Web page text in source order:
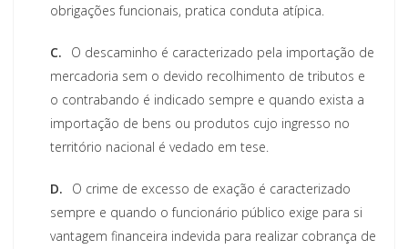
obrigações funcionais, pratica conduta atípica.
C.
O descaminho é caracterizado pela importação de
mercadoria sem o devido recolhimento de tributos e
o contrabando é indicado sempre e quando exista a
importação de bens ou produtos cujo ingresso no
território nacional é vedado em tese.
D.
O crime de excesso de exação é caracterizado
sempre e quando o funcionário público exige para si
vantagem financeira indevida para realizar cobrança de